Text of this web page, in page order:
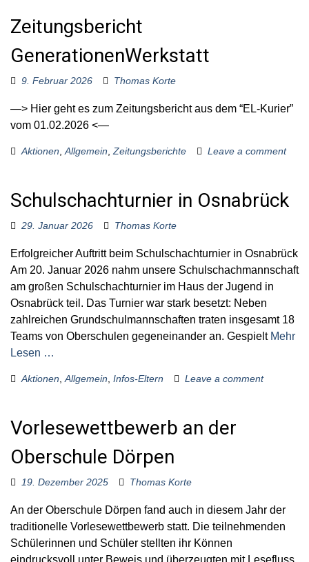
Zeitungsbericht
GenerationenWerkstatt
9. Februar 2026 Thomas Korte
—> Hier geht es zum Zeitungsbericht aus dem “EL-Kurier”
vom 01.02.2026 <—
Aktionen Allgemein Zeitungsberichte Leave a comment
Schulschachturnier in Osnabrück
29. Januar 2026 Thomas Korte
Erfolgreicher Auftritt beim Schulschachturnier in Osnabrück
Am 20. Januar 2026 nahm unsere Schulschachmannschaft
am großen Schulschachturnier im Haus der Jugend in
Osnabrück teil. Das Turnier war stark besetzt: Neben
zahlreichen Grundschulmannschaften traten insgesamt 18
Teams von Oberschulen gegeneinander an. Gespielt Mehr
Lesen …
Aktionen Allgemein Infos-Eltern Leave a comment
Vorlesewettbewerb an der
Oberschule Dörpen
19. Dezember 2025 Thomas Korte
An der Oberschule Dörpen fand auch in diesem Jahr der
traditionelle Vorlesewettbewerb statt. Die teilnehmenden
Schülerinnen und Schüler stellten ihr Können
eindrucksvoll unter Beweis und überzeugten mit Lesefluss,